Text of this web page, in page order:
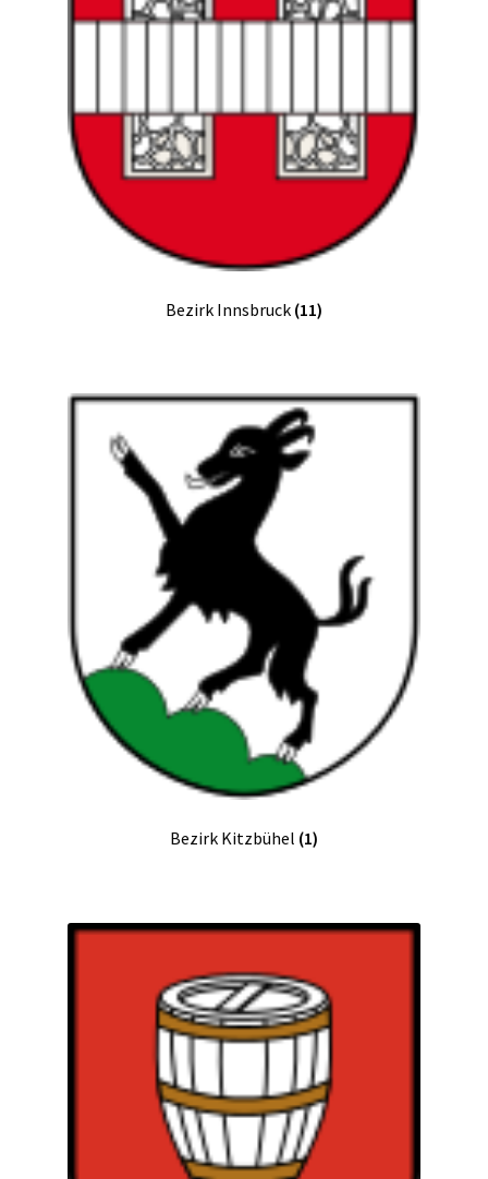
Bezirk Innsbruck (11)
Bezirk Kitzbühel (1)